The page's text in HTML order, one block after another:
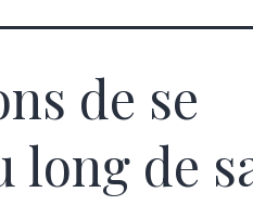
de se
long de